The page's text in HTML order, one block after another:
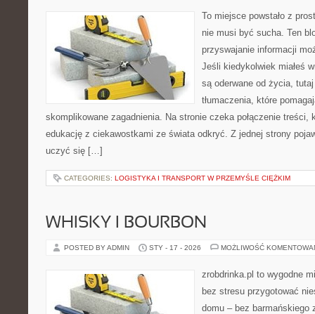
To miejsce powstało z
nie musi być sucha. Ten
przyswajanie informacji
Jeśli kiedykolwiek miałeś
są oderwane od życia,
tłumaczenia, które
skomplikowane zagadnienia. Na stronie czeka połączenie treści,
edukację z ciekawostkami ze świata odkryć. Z jednej strony
uczyć się […]
CATEGORIES: LOGISTYKA I TRANSPORT W PRZEMYŚLE CIĘŻKIM
WHISKY I BOURBON
POSTED BY ADMIN STY - 17 - 2026 MOŻLIWOŚĆ
zrobdrinka.pl to wygodne
bez stresu przygotować
domu – bez